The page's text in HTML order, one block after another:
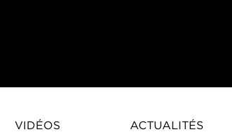
VIDÉOS ACTUALITÉS